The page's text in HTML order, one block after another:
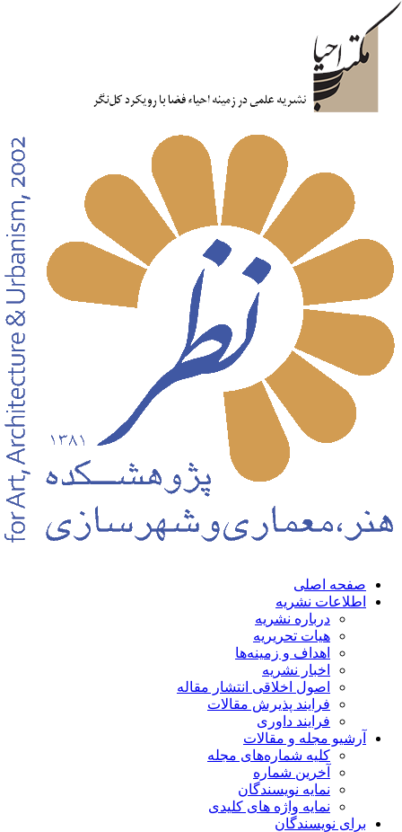
اصلی
نشریه
درباره نشریه
هیات تحریریه
اهداف و زمینه‌ها
اخبار نشریه
اصول اخلاقی انتشار مقاله
فرایند پذیرش مقالات
فرایند داوری
مجله و مقالات
کلیه شماره‌های مجله
آخرین شماره
نمایه نویسندگان
نمایه واژه های کلیدی
نویسندگان